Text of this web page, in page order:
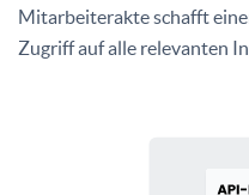
Mitarbeiterakte schafft
Zugriff auf alle relevanten